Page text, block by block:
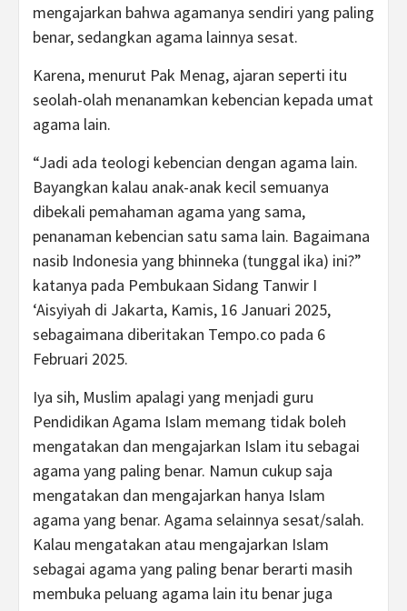
mengajarkan bahwa agamanya sendiri yang paling
benar, sedangkan agama lainnya sesat.
Karena, menurut Pak Menag, ajaran seperti itu
seolah-olah menanamkan kebencian kepada umat
agama lain.
“Jadi ada teologi kebencian dengan agama lain.
Bayangkan kalau anak-anak kecil semuanya
dibekali pemahaman agama yang sama,
penanaman kebencian satu sama lain. Bagaimana
nasib Indonesia yang bhinneka (tunggal ika) ini?”
katanya pada Pembukaan Sidang Tanwir I
‘Aisyiyah di Jakarta, Kamis, 16 Januari 2025,
sebagaimana diberitakan Tempo.co pada 6
Februari 2025.
Iya sih, Muslim apalagi yang menjadi guru
Pendidikan Agama Islam memang tidak boleh
mengatakan dan mengajarkan Islam itu sebagai
agama yang paling benar. Namun cukup saja
mengatakan dan mengajarkan hanya Islam
agama yang benar. Agama selainnya sesat/salah.
Kalau mengatakan atau mengajarkan Islam
sebagai agama yang paling benar berarti masih
membuka peluang agama lain itu benar juga